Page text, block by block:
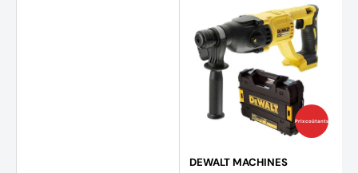
Prix coûtants
DEWALT MACHINES